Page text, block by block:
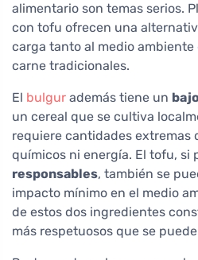
alimentario son temas serios.
con tofu ofrecen una
carga tanto al medio ambiente
carne tradicionales.
El bulgur además tiene un
un cereal que se cultiva
requiere cantidades extremas
químicos ni energía. El tofu, si
responsables, también se
impacto mínimo en el medio
de estos dos ingredientes
más respetuosos que se